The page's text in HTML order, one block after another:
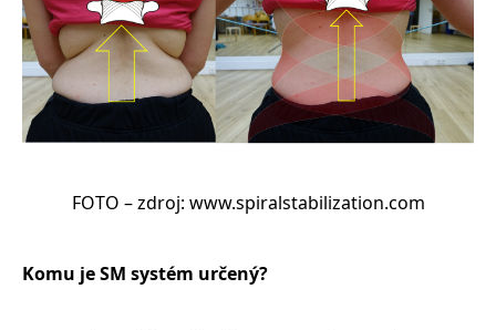
FOTO – zdroj: www.spiralstabilization.com
Komu je SM systém určený?